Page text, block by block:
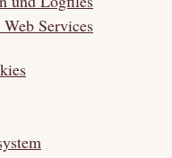
Services